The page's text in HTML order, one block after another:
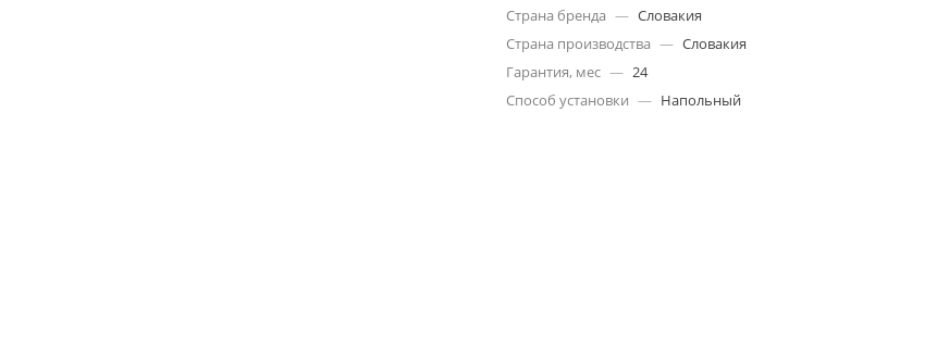
Страна бренда — Словакия
Страна производства — Словакия
Гарантия, мес — 24
Способ установки — Напольный